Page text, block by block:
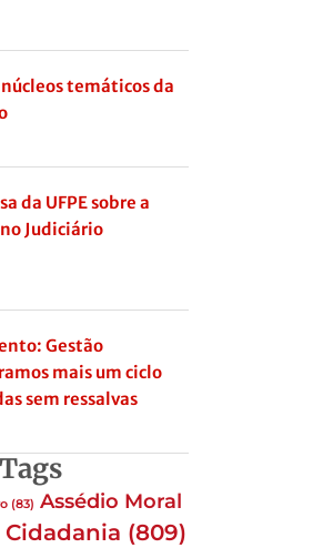
temáticos da
da UFPE sobre a
Judiciário
Gestão
mais um ciclo
sem ressalvas
(83) Assédio Moral
Cidadania (809)